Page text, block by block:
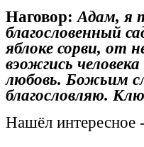
Наговор: Адам, я
благословенный
яблоке сорви, от
вэожгись
любовь. Божьим
благословляю.
Нашёл интересное -